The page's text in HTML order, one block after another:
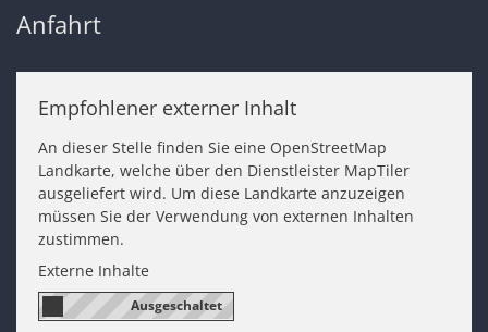
Anfahrt
Empfohlener externer Inhalt
An dieser Stelle finden Sie eine OpenStreetMap
Landkarte, welche über den Dienstleister MapTiler
ausgeliefert wird. Um diese Landkarte anzuzeigen
müssen Sie der Verwendung von externen Inhalten
zustimmen.
Externe Inhalte